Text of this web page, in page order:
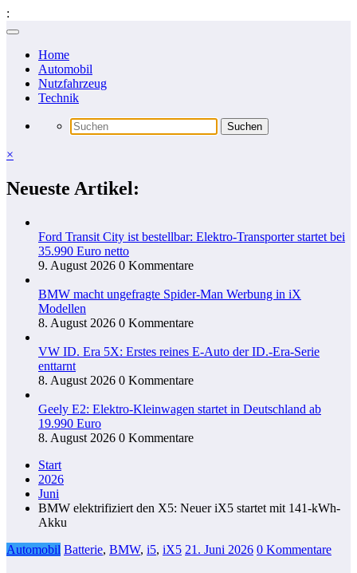
:
Zum
springenHome
Automobil
Nutzfahrzeug
Technik
×
Neueste Artikel:
Ford Transit City ist bestellbar: Elektro-Transporter startet bei
35.990 Euro netto
9. August 2026 0 Kommentare
BMW macht ungefragte Spider-Man Werbung in iX
Modellen
8. August 2026 0 Kommentare
VW ID. Era 5X: Erstes reines E-Auto der ID.-Era-Serie
enttarnt
8. August 2026 0 Kommentare
Geely E2: Elektro-Kleinwagen startet in Deutschland ab
19.990 Euro
8. August 2026 0 Kommentare
Start
2026
Juni
BMW elektrifiziert den X5: Neuer iX5 startet mit 141-kWh-
Akku
Automobil Batterie, BMW, i5, iX5 21. Juni 2026 0 Kommentare